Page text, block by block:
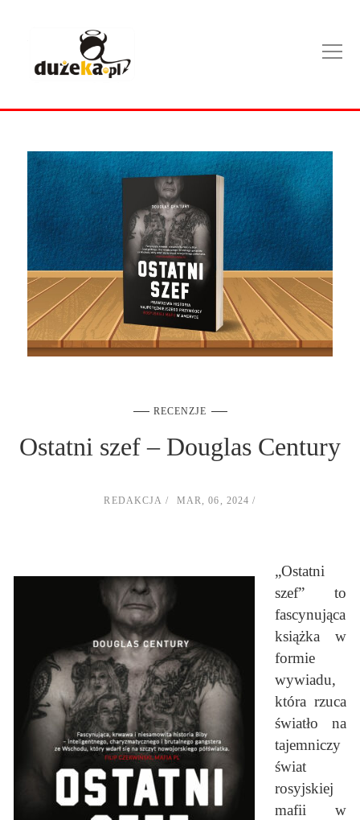
RECENZJE
Ostatni szef – Douglas Century
REDAKCJA MAR, 06, 2024
„Ostatni
szef” to
fascynująca
książka w
formie
wywiadu,
która rzuca
światło na
tajemniczy
świat
rosyjskiej
mafii w